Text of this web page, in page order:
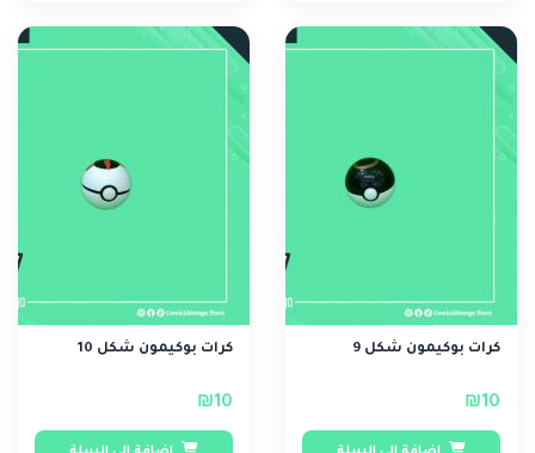
كرات بوكيمون شكل 9
₪10
كرات بوكيمون شكل 10
₪10